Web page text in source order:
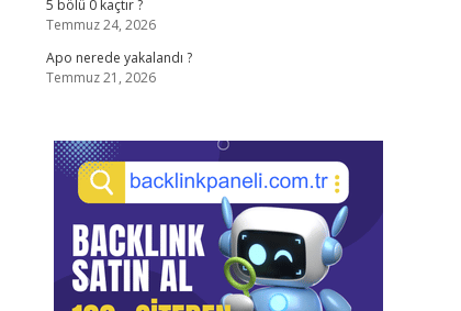
5 bölü 0 kaçtır ?
Temmuz 24, 2026
Apo nerede yakalandı ?
Temmuz 21, 2026